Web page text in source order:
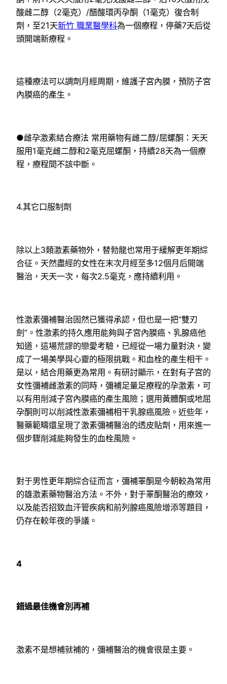
酸雌二醇（2毫克）/醋酸環丙孕酮（1毫克）復合制
劑，至21天新竹 職業醫學科為一個療程，停藥7天后從
頭開端新療程。
這種療法可以調劑月經周期，維護子宮內膜，預防子宮
內膜癌的產生。
●雌孕激素結合療法 常用藥物有雌二醇/屈螺酮：天天
服用1毫克雌二醇和2毫克屈螺酮，持續28天為一個療
程，療程間不該中斷。
4.其它口服制劑
除以上3類激素藥物外，替勃龍也常用于緩解更年期綜
合征。天然盡經的女性在末次月經至多12個月后開端
醫治，天天一次，每次2.5毫克，應持續利用。
性激素彌補醫治固然已獲得承認，但也是一把“雙刃
劍”。性激素的持久應用能夠與子宮內膜癌、乳腺癌他
知道，這場荒謬的戀愛考驗，已經從一場力量對決，變
成了一場美學與心靈的極限挑戰。和血栓的產生相干。
是以，結合用藥更為常用。有研討顯示，在對有子宮的
女性彌補雌激素的同時，彌補足量足療程的孕激素，可
以有用削減子宮內膜癌的產生風險；選用黃體酮或地屈
孕酮則可以削減性激素彌補相干乳腺癌風險。近些年，
醫藥範疇還呈現了激素彌補醫治的透皮貼劑，用來進一
個步驟削減能夠發生的血栓風險。
對于男性更年期綜合征而言，彌補睪酮是今朝較為常用
的雄激素藥物醫治方法。不外，對于睪酮醫治的療效，
以及能否招致血汗管疾病和前列腺癌風險增添等題目，
仍存在較年夜的爭議。
4
錯過最佳機會別再補
激素不是想補就補的，彌補醫治的機會很是主要。